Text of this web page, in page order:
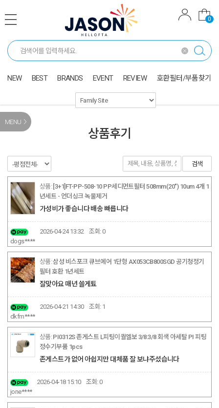
0
NEW BEST BRANDS EVENT REVIEW 호환필터/부품찾기
MENU
상품후기
검색
[3+1]FT-PP-508-10 PP세디먼트필터 508mm(20") 10um 4개 1
년세트 - 언더싱크 녹물제거
가성비가 좋습니다 배송 빠릅니다
dogs****
2026-04-24 13:32 조회: 0
삼성 비스포크 큐브에어 1단형 AX053CB800SGD 공기청정기
필터 호환 1년세트
잘맞아요 매년 쓸게툐
dkfm****
2026-04-21 14:30 조회: 1
PI0312S 존게스트 L피팅이퀄엘보 3/8:3/8 회색 아세탈 PI 피팅
정수기부품 1pcs
존게스트가 없어 아쉽지만 대체품 잘 보냐주셨습니다
jone****
2026-04-18 15:10 조회: 0